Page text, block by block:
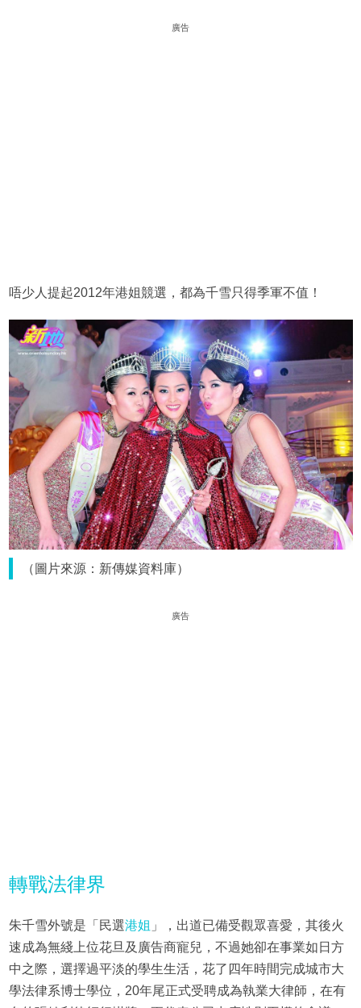
廣告
唔少人提起2012年港姐競選，都為千雪只得季軍不值！
（圖片來源：新傳媒資料庫）
廣告
轉戰法律界
朱千雪外號是「民選港姐 」，出道已備受觀眾喜愛，其後火
速成為無綫上位花旦及廣告商寵兒，不過她卻在事業如日方
中之際，選擇過平淡的學生生活，花了四年時間完成城市大
學法律系博士學位，20年尾正式受聘成為執業大律師，在有